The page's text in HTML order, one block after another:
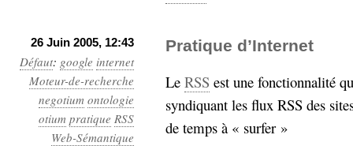
26 Juin 2005, 12:43
Défaut: google internet
Moteur-de-recherche
negotium ontologie
otium pratique RSS
Web-Sémantique
Pratique d’Internet
Le RSS est une fonctionnalité
syndiquant les flux RSS des
de temps à « surfer »